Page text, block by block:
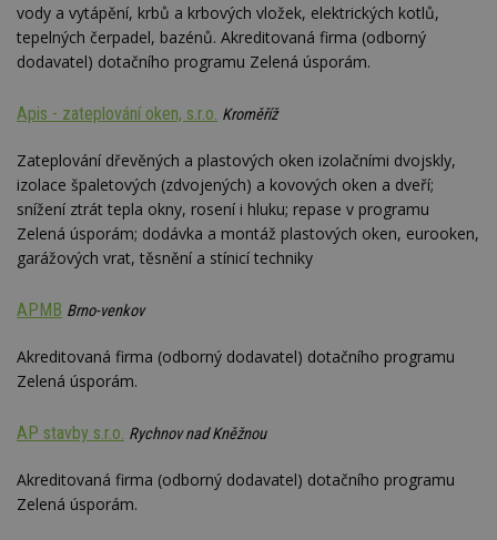
vody a vytápění, krbů a krbových vložek, elektrických kotlů,
tepelných čerpadel, bazénů. Akreditovaná firma (odborný
dodavatel) dotačního programu Zelená úsporám.
Apis - zateplování oken, s.r.o. Kroměříž
Zateplování dřevěných a plastových oken izolačními dvojskly,
izolace špaletových (zdvojených) a kovových oken a dveří;
snížení ztrát tepla okny, rosení i hluku; repase v programu
Zelená úsporám; dodávka a montáž plastových oken, eurooken,
garážových vrat, těsnění a stínicí techniky
APMB Brno-venkov
Akreditovaná firma (odborný dodavatel) dotačního programu
Zelená úsporám.
AP stavby s.r.o. Rychnov nad Kněžnou
Akreditovaná firma (odborný dodavatel) dotačního programu
Zelená úsporám.